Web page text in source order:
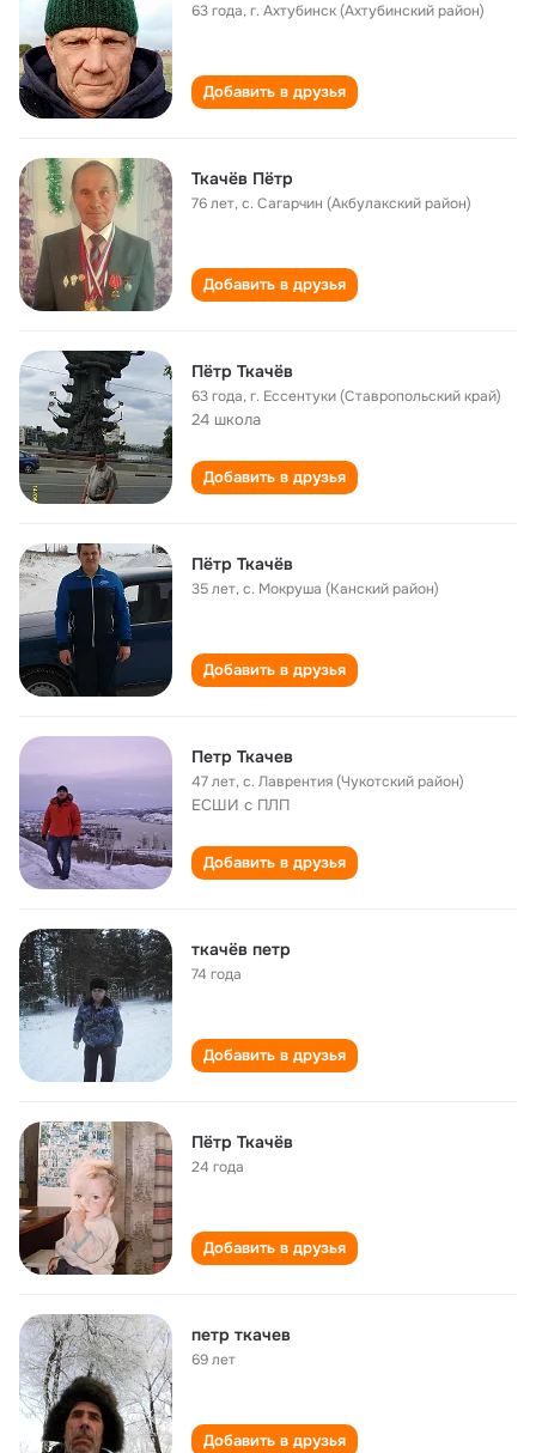
63 года,г. Ахтубинск (Ахтубинский район)
Добавить в друзья
Ткачёв Пётр
76 лет,с. Сагарчин (Акбулакский район)
Добавить в друзья
Пётр Ткачёв
63 года,г. Ессентуки (Ставропольский край)
24 школа
Добавить в друзья
Пётр Ткачёв
35 лет,с. Мокруша (Канский район)
Добавить в друзья
Петр Ткачев
47 лет,с. Лаврентия (Чукотский район)
ЕСШИ с ПЛП
Добавить в друзья
ткачёв петр
74 года
Добавить в друзья
Пётр Ткачёв
24 года
Добавить в друзья
петр ткачев
69 лет
Добавить в друзья